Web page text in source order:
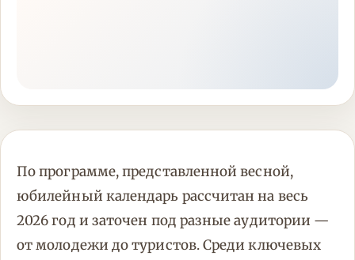
По программе, представленной весной,
юбилейный календарь рассчитан на весь
2026 год и заточен под разные аудитории —
от молодежи до туристов. Среди ключевых